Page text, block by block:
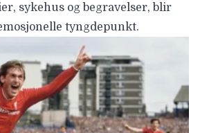
sykehus og begravelser, blir
tyngdepunkt.